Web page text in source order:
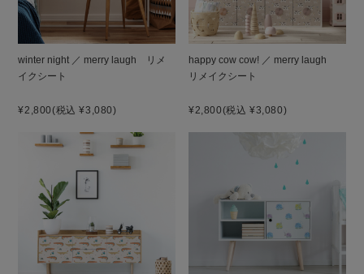
winter night ／ merry laugh リメ
イクシート
¥2,800(税込 ¥3,080)
happy cow cow! ／ merry laugh
リメイクシート
¥2,800(税込 ¥3,080)